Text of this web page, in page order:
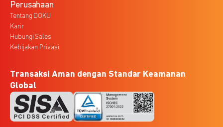
Perusahaan
Tentang DOKU
Karir
Hubungi Sales
Kebijakan Privasi
Transaksi Aman dengan Standar Keamanan
Global